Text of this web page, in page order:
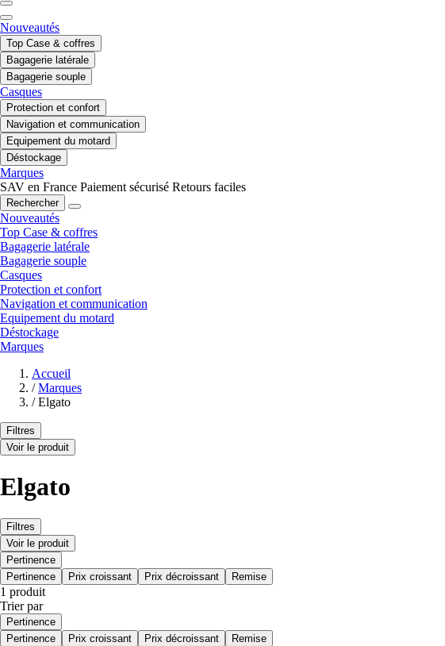
Nouveautés
Top Case & coffres
Bagagerie latérale
Bagagerie souple
Casques
Protection et confort
Navigation et communication
Equipement du motard
Déstockage
Marques
SAV en France Paiement sécurisé Retours faciles
Rechercher
Nouveautés
Top Case & coffres
Bagagerie latérale
Bagagerie souple
Casques
Protection et confort
Navigation et communication
Equipement du motard
Déstockage
Marques
Accueil
/ Marques
/ Elgato
Filtres
Voir le produit
Elgato
Filtres
Voir le produit
Pertinence
Pertinence
Prix croissant Prix décroissant Remise
1 produit
Trier par
Pertinence
Pertinence
Prix croissant Prix décroissant Remise